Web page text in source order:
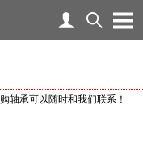
轴承可以随时和我们联系！